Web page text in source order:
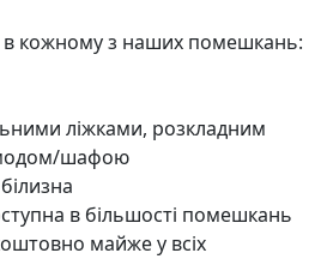
кожному з наших помешкань:
ліжками, розкладним
шафою
в більшості помешкань
майже у всіх